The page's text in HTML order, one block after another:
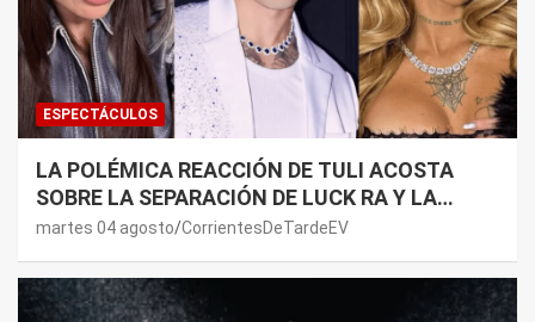
ESPECTÁCULOS
LA POLÉMICA REACCIÓN DE TULI ACOSTA
SOBRE LA SEPARACIÓN DE LUCK RA Y LA
JOAQUI: “¿MI VERDAD?”
martes 04 agosto CorrientesDeTardeEV